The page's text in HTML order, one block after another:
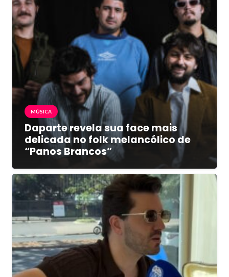
MÚSICA
Daparte revela sua face mais
delicada no folk melancólico de
“Panos Brancos”